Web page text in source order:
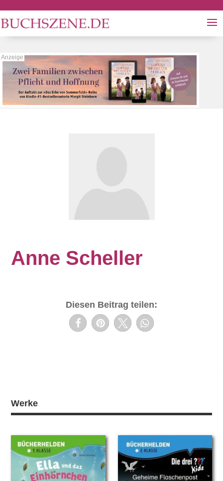
Anne Scheller
Diesen Beitrag teilen:
Werke